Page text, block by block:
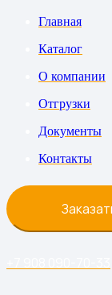
Главная
Каталог
О компании
Отгрузки
Документы
Контакты